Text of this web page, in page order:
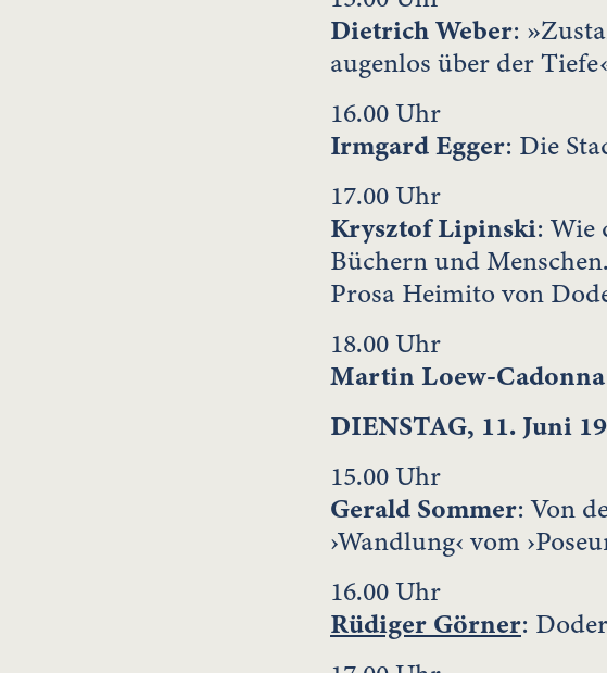
Dietrich Weber:
augenlos über der
16.00 Uhr
Irmgard Egger: Die
17.00 Uhr
Krysztof Lipinski: Wie
Büchern und
Prosa Heimito von
18.00 Uhr
Martin Loew-Cadonna
DIENSTAG, 11. Juni
15.00 Uhr
Gerald Sommer: Von
›Wandlung‹ vom
16.00 Uhr
Rüdiger Görner: